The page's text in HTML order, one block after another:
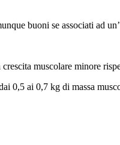
buoni se associati ad
crescita muscolare minore
0,5 ai 0,7 kg di massa